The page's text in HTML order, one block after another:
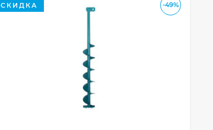
-49%
СКИДКА